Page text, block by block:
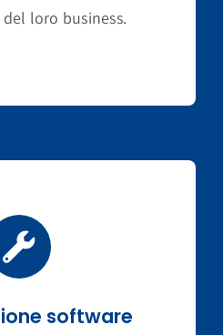
loro business.
software